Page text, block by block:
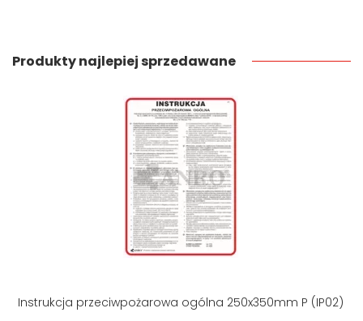
Produkty najlepiej sprzedawane
Instrukcja przeciwpożarowa ogólna 250x350mm P (IP02)